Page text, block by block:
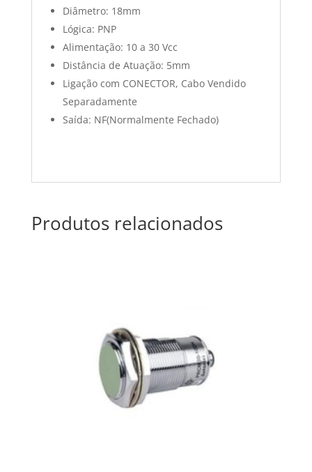
Diâmetro: 18mm
Lógica: PNP
Alimentação: 10 a 30 Vcc
Distância de Atuação: 5mm
Ligação com CONECTOR, Cabo Vendido
Separadamente
Saída: NF(Normalmente Fechado)
Produtos relacionados